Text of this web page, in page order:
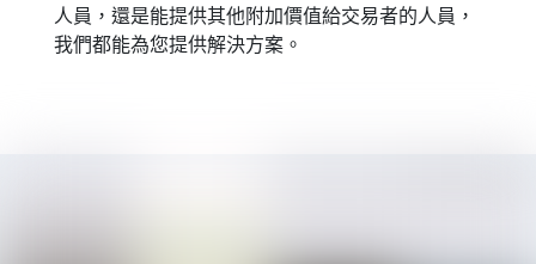
人員，還是能提供其他附加價值給交易者的人員，
我們都能為您提供解決方案。